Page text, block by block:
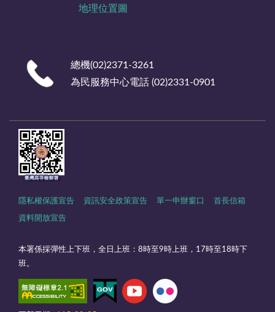
地理位置圖
總機(02)2371-3261
為民服務中心電話 (02)2331-0901
隱私權保護宣告 資訊安全政策宣告 單一申辦窗口 首長信箱
資料開放宣告
本署係採彈性上下班，全日上班：8時至9時上班，17時至18時下
班。